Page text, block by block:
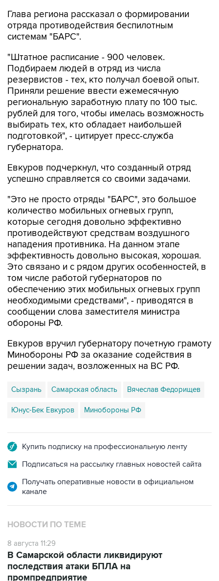
Глава региона рассказал о формировании
отряда противодействия беспилотным
системам "БАРС".
"Штатное расписание - 900 человек.
Подбираем людей в отряд из числа
резервистов - тех, кто получал боевой опыт.
Приняли решение ввести ежемесячную
региональную заработную плату по 100 тыс.
рублей для того, чтобы имелась возможность
выбирать тех, кто обладает наибольшей
подготовкой", - цитирует пресс-служба
губернатора.
Евкуров подчеркнул, что созданный отряд
успешно справляется со своими задачами.
"Это не просто отряды "БАРС", это большое
количество мобильных огневых групп,
которые сегодня довольно эффективно
противодействуют средствам воздушного
нападения противника. На данном этапе
эффективность довольно высокая, хорошая.
Это связано и с рядом других особенностей, в
том числе работой губернаторов по
обеспечению этих мобильных огневых групп
необходимыми средствами", - приводятся в
сообщении слова заместителя министра
обороны РФ.
Евкуров вручил губернатору почетную грамоту
Минобороны РФ за оказание содействия в
решении задач, возложенных на ВС РФ.
Сызрань Самарская область Вячеслав Федорищев
Юнус-Бек Евкуров Минобороны РФ
Купить подписку на профессиональную ленту
Подписаться на рассылку главных новостей сайта
Получать оперативные новости в официальном
канале
НОВОСТИ ПО ТЕМЕ
8 августа 11:29
В Самарской области ликвидируют
последствия атаки БПЛА на
промпредприятие